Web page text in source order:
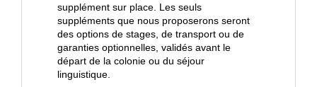
supplément sur place. Les seuls
suppléments que nous proposerons seront
des options de stages, de transport ou de
garanties optionnelles, validés avant le
départ de la colonie ou du séjour
linguistique.